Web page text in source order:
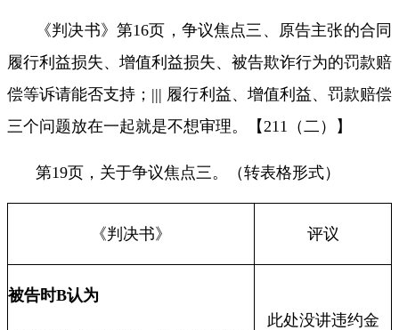
《判决书》第16页，争议焦点三、原告主张的合同
履行利益损失、增值利益损失、被告欺诈行为的罚款赔
偿等诉请能否支持； ||| 履行利益、增值利益、罚款赔偿
三个问题放在一起就是不想审理。【 211 （二）】
第19页，关于争议焦点三。（转表格形式）
《判决书》 评议
被告时B认为
此处没讲违约金